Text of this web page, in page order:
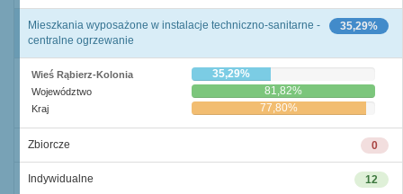
35,29%
Mieszkania wyposażone w instalacje techniczno-sanitarne -
centralne ogrzewanie
Wieś Rąbierz-Kolonia 35,29%
Województwo 81,82%
Kraj 77,80%
0
Zbiorcze
12
Indywidualne